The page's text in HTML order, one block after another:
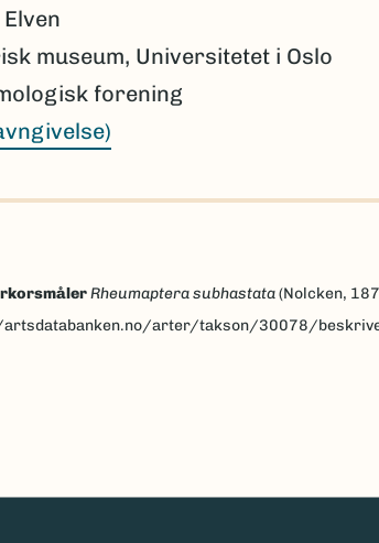
museum, Universitetet i Oslo
forening
Rheumaptera subhastata(Nolcken,
arter/takson/30078/